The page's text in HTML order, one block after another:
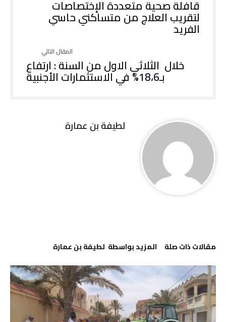
قافلة صحية متعددة الإختصاصات
لتقريب العلاج من متساكني حاسي
الفريد
خلال الثلاثي الاول من السنة : ارتفاع
بـ18،6% في الاستثمارات الأجنبية
لطيفة بن عمارة
‫مقالات ذات صلة‬ ‫‫المزيد بواسطة‬ ‬ لطيفة بن عمارة